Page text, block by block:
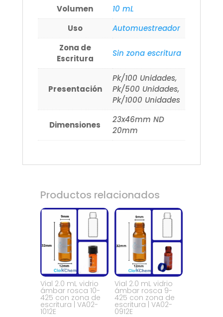
Volumen
10 mL
Uso
Automuestreador
Zona de
Escritura
Sin zona escritura
Presentación
Pk/100 Unidades,
Pk/500 Unidades,
Pk/1000 Unidades
Dimensiones
23x46mm ND
20mm
Productos relacionados
Vial 2.0 mL vidrio
ámbar rosca 10-
425 con zona de
escritura | VA02-
1012E
Vial 2.0 mL vidrio
ámbar rosca 9-
425 con zona de
escritura | VA02-
0912E